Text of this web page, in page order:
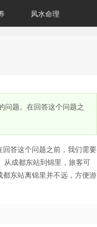
风水命理
问题。在回答这个问题之
答这个问题之前，我们需要
从成都东站到锦里，旅客可
东站离锦里并不远，方便游